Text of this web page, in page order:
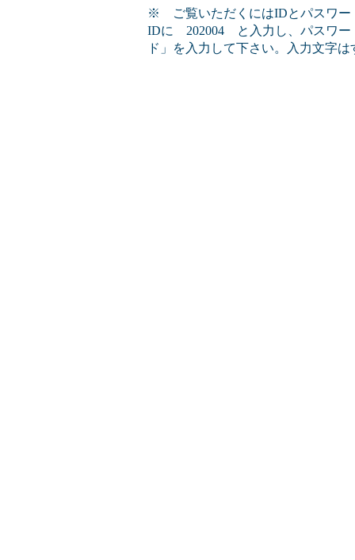
※ ご覧いただくにはIDとパスワー
IDに 202004 と入力し、パスワー
ド」を入力して下さい。入力文字